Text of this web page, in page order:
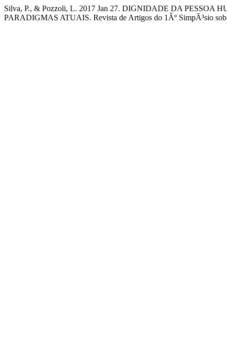
Silva, P., & Pozzoli, L. 2017 Jan 27. DIGNIDADE DA
PARADIGMAS ATUAIS. Revista de Artigos do 1Âº SimpÃ³sio